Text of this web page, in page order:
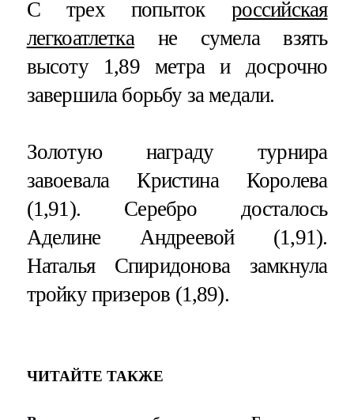
С трех попыток российская
легкоатлеткане сумела взять
высоту 1,89 метра и досрочно
завершила борьбу за медали.
Золотую награду турнира
завоевала Кристина Королева
(1,91). Серебро досталось
Аделине Андреевой (1,91).
Наталья Спиридонова замкнула
тройку призеров (1,89).
ЧИТАЙТЕ ТАКЖЕ